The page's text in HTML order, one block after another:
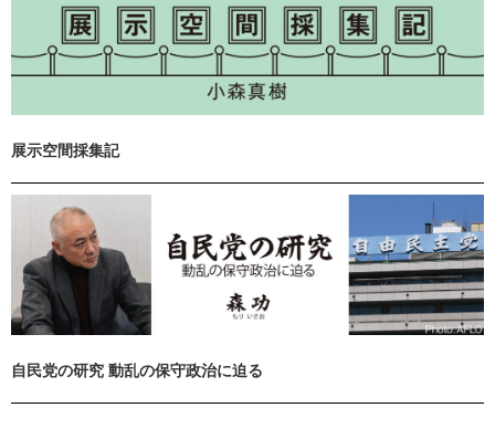
展示空間採集記
自民党の研究 動乱の保守政治に迫る